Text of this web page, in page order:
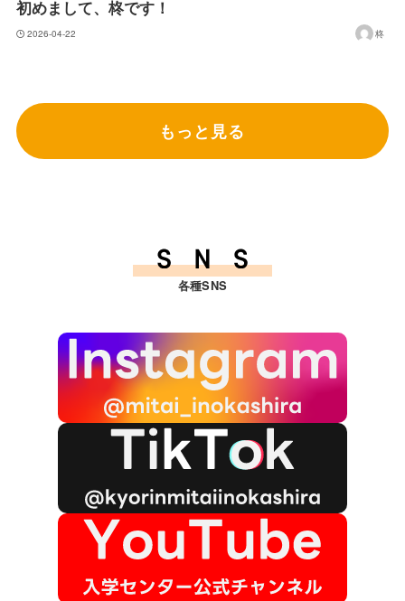
初めまして、柊です！
2026-04-22 柊
もっと見る
各種SNS